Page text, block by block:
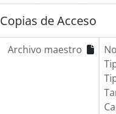
Copias de Acceso
Archivo maestro